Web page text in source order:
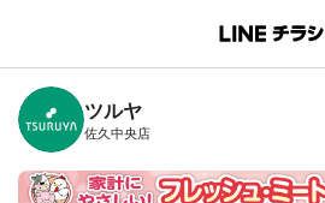
B
n
c
h
T
ツルヤ
佐久中央店